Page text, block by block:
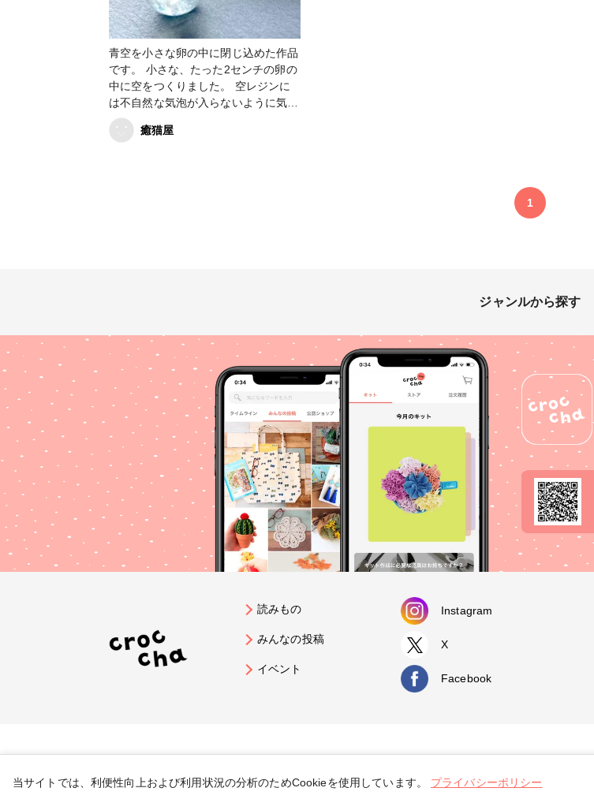
青空を小さな卵の中に閉じ込めた作品
です。 小さな、たった2センチの卵の
中に空をつくりました。 空レジンに
は不自然な気泡が入らないように気を
つけて作っていますが、こちらのレジ
ン液は気泡抜けが良く、作りやすかっ
癒猫屋
1
ジャンルから探す
読みもの
みんなの投稿
イベント
Instagram
X
Facebook
当サイトでは、利便性向上および利用状況の分析のためCookieを使用しています。 プライバシーポリシー